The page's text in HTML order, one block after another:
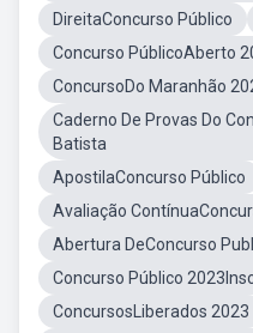
DireitaConcurso Público
Concurso PúblicoAberto
ConcursoDo Maranhão
Caderno De Provas Do
Batista
ApostilaConcurso Público
Avaliação
Abertura DeConcurso
Concurso Público
ConcursosLiberados 2023